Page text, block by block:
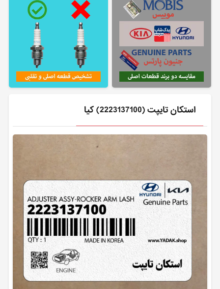
استكان تايپت (2223137100) کیا